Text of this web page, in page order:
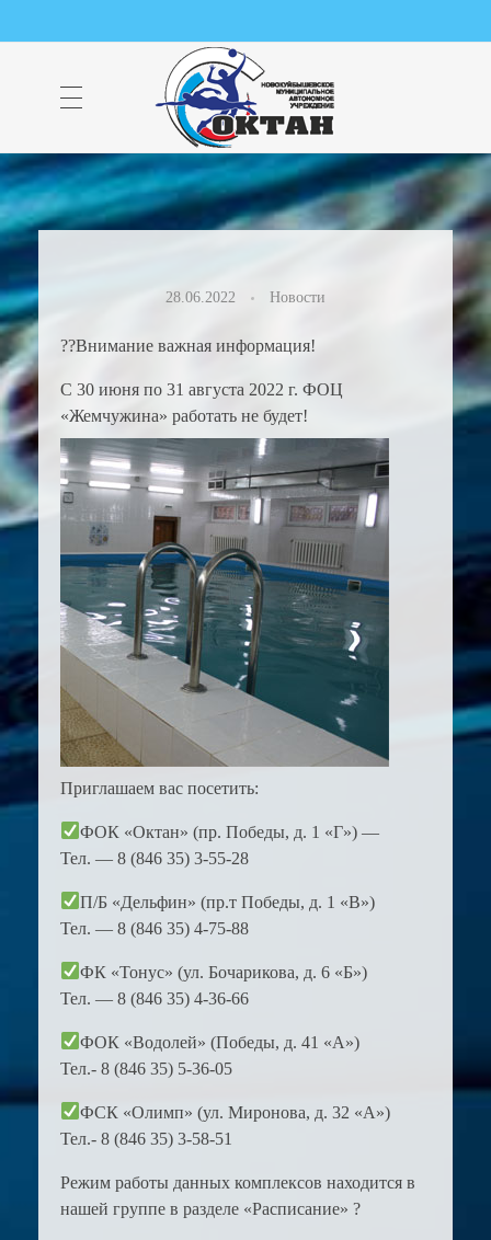
28.06.2022 Новости
??Внимание важная информация!
С 30 июня по 31 августа 2022 г. ФОЦ
«Жемчужина» работать не будет!
Приглашаем вас посетить:
ФОК «Октан» (пр. Победы, д. 1 «Г») —
Тел. — 8 (846 35) 3-55-28
П/Б «Дельфин» (пр.т Победы, д. 1 «В»)
Тел. — 8 (846 35) 4-75-88
ФК «Тонус» (ул. Бочарикова, д. 6 «Б»)
Тел. — 8 (846 35) 4-36-66
ФОК «Водолей» (Победы, д. 41 «А»)
Тел.- 8 (846 35) 5-36-05
ФСК «Олимп» (ул. Миронова, д. 32 «А»)
Тел.- 8 (846 35) 3-58-51
Режим работы данных комплексов находится в
нашей группе в разделе «Расписание» ?